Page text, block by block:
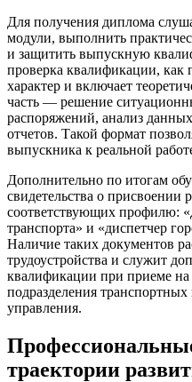
Для получения диплома
модули, выполнить
и защитить выпускную
проверка квалификации, как
характер и включает
часть — решение
распоряжений, анализ
отчетов. Такой формат
выпускника к реальной
Дополнительно по итогам
свидетельства о присвоении
соответствующих профилю:
транспорта» и «диспетчер
Наличие таких документов
трудоустройства и служит
квалификации при приеме на
подразделения
управления.
траектории